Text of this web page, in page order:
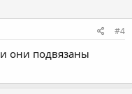
#4
они подвязаны